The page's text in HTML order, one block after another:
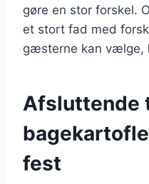
gøre en stor forskel.
et stort fad med
gæsterne kan vælge,
Afsluttende
fest